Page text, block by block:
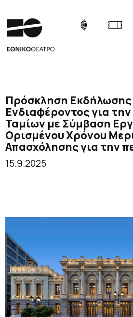
Πρόσκληση Εκδήλωσης
Ενδιαφέροντος για
Ταμίων με Σύμβαση
Ορισμένου Χρόνου
Απασχόλησης για την
15.9.2025